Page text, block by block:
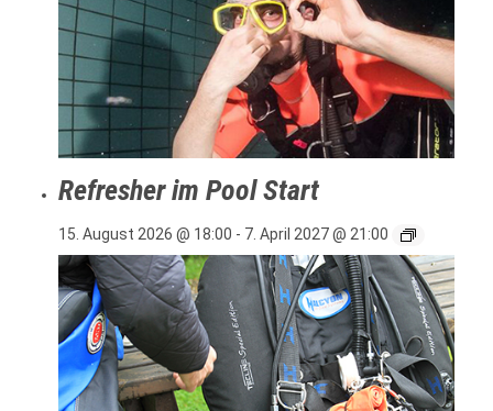
Refresher im Pool Start
15. August 2026 @ 18:00 - 7. April 2027 @ 21:00